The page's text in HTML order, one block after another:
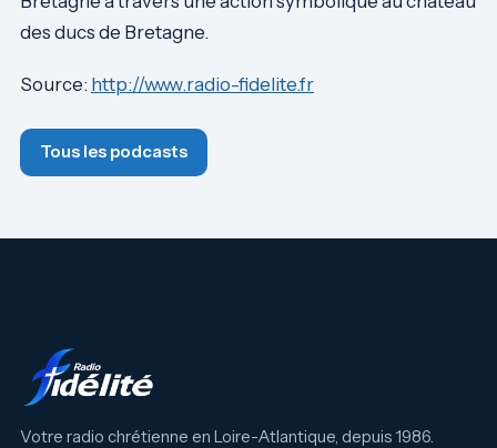
des ducs de Bretagne.
Source: http://www.radio-fidelite.fr
Tous les podcasts
Votre radio chrétienne en Loire-Atlantique, depuis 1986.